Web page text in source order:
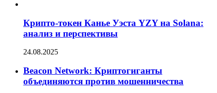
Крипто-токен Канье Уэста YZY на Solana:
анализ и перспективы
24.08.2025
Beacon Network: Криптогиганты
объединяются против мошенничества